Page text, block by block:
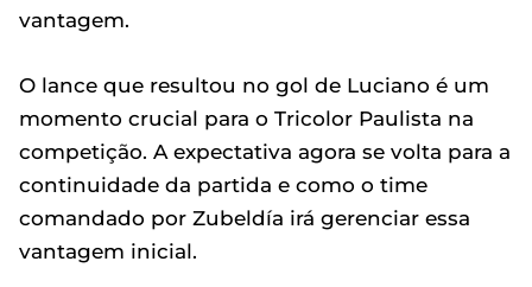
vantagem.
O lance que resultou no gol de Luciano é um
momento crucial para o Tricolor Paulista na
competição. A expectativa agora se volta para a
continuidade da partida e como o time
comandado por Zubeldía irá gerenciar essa
vantagem inicial.